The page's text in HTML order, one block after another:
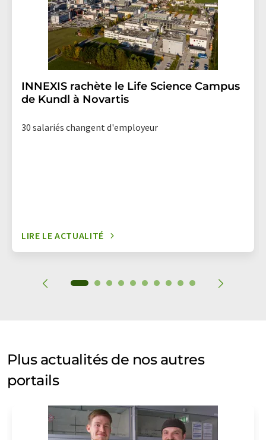
INNEXIS rachète le Life Science Campus
de Kundl à Novartis
30 salariés changent d'employeur
LIRE LE ACTUALITÉ
Plus actualités de nos autres
portails